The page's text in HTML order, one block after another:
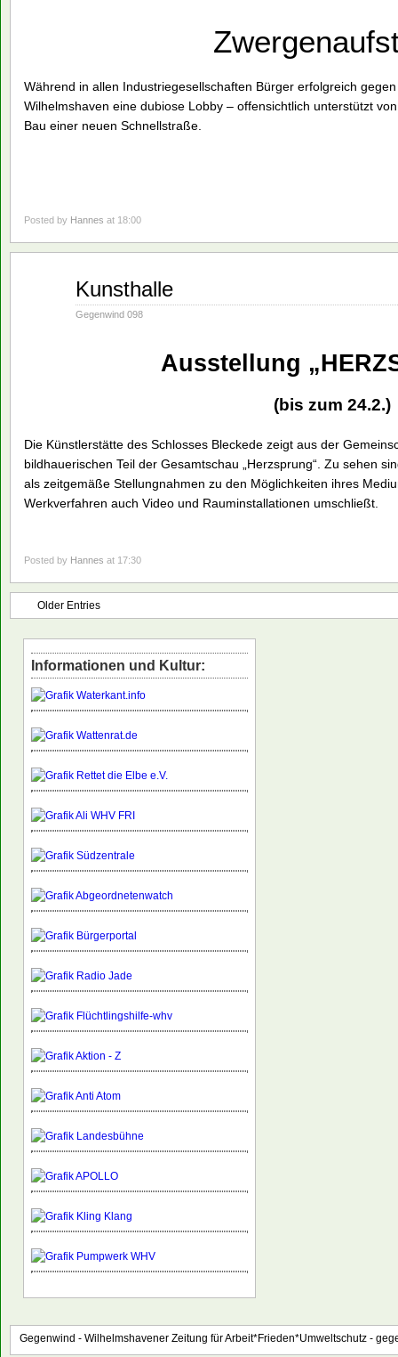
Während in allen Industriegesellschaften Bürger erfolgreich
Wilhelmshaven eine dubiose Lobby – offensichtlich unterstützt
Bau einer neuen Schnellstraße.
Posted by Hannes at 18:00
Kunsthalle
Gegenwind 098
Ausstellung
(bis zum 24.2.)
Die Künstlerstätte des Schlosses Bleckede zeigt aus der
bildhauerischen Teil der Gesamtschau „Herzsprung“. Zu sehen
als zeitgemäße Stellungnahmen zu den Möglichkeiten ihres
Werkverfahren auch Video und Rauminstallationen umschließt.
Posted by Hannes at 17:30
Older Entries
Informationen und Kultur:
Gegenwind - Wilhelmshavener Zeitung für Arbeit*Frieden*Umweltschutz -